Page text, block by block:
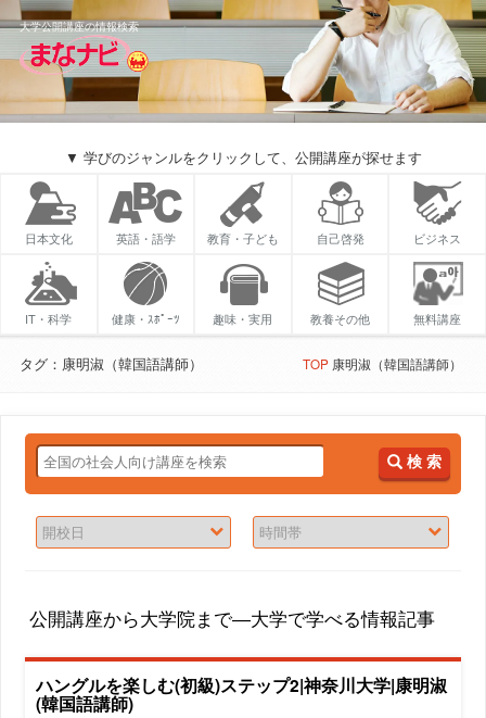
大学公開講座の情報検索
▼ 学びのジャンルをクリックして、公開講座が探せます
日本文化 英語・語学 教育・子ども 自己啓発 ビジネス
IT・科学 健康・ｽﾎﾟｰﾂ 趣味・実用 教養その他 無料講座
タグ：康明淑（韓国語講師） TOP康明淑（韓国語講師）
検 索
公開講座から大学院まで―大学で学べる情報記事
ハングルを楽しむ(初級)ステップ2|神奈川大学|康明淑
(韓国語講師)